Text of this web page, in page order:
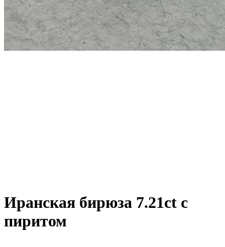
Иранская бирюза 7.21ct с
пиритом